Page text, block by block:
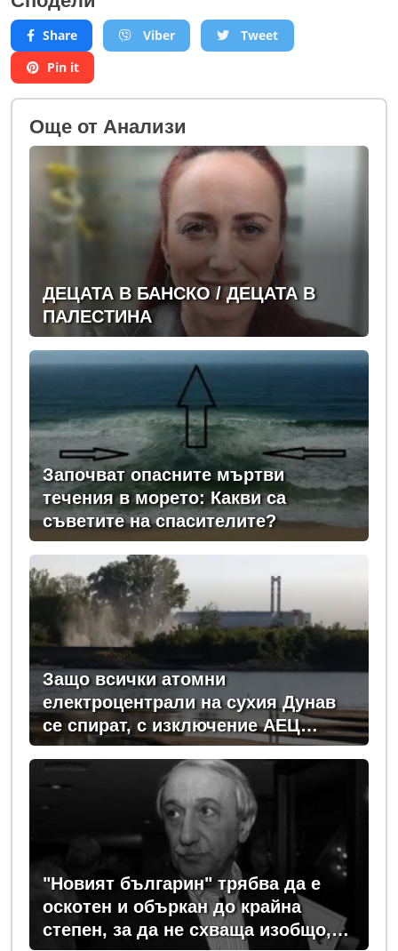
Share Viber
Tweet
Pin it
Oще от Анализи
ДЕЦАТА В БАНСКО / ДЕЦАТА В
ПАЛЕСТИНА
Започват опасните мъртви
течения в морето: Какви са
съветите на спасителите?
Защо всички атомни
електроцентрали на сухия Дунав
се спират, с изключение АЕЦ
"Козлодуй"?
"Новият българин" трябва да е
оскотен и объркан до крайна
степен, за да не схваща изобщо,